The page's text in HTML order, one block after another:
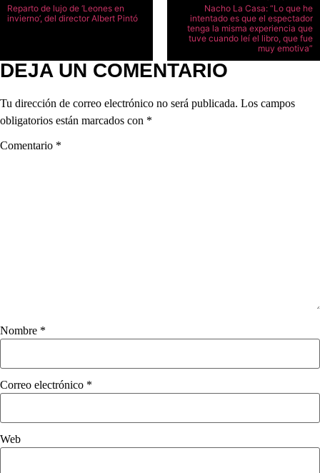
Reparto de lujo de ‘Leones en
invierno’, del director Albert Pintó
Nacho La Casa: “Lo que he
intentado es que el espectador
tenga la misma experiencia que
tuve cuando leí el libro, que fue
muy emotiva”
DEJA UN COMENTARIO
Tu dirección de correo electrónico no será publicada. Los campos
obligatorios están marcados con *
Comentario *
Nombre *
Correo electrónico *
Web